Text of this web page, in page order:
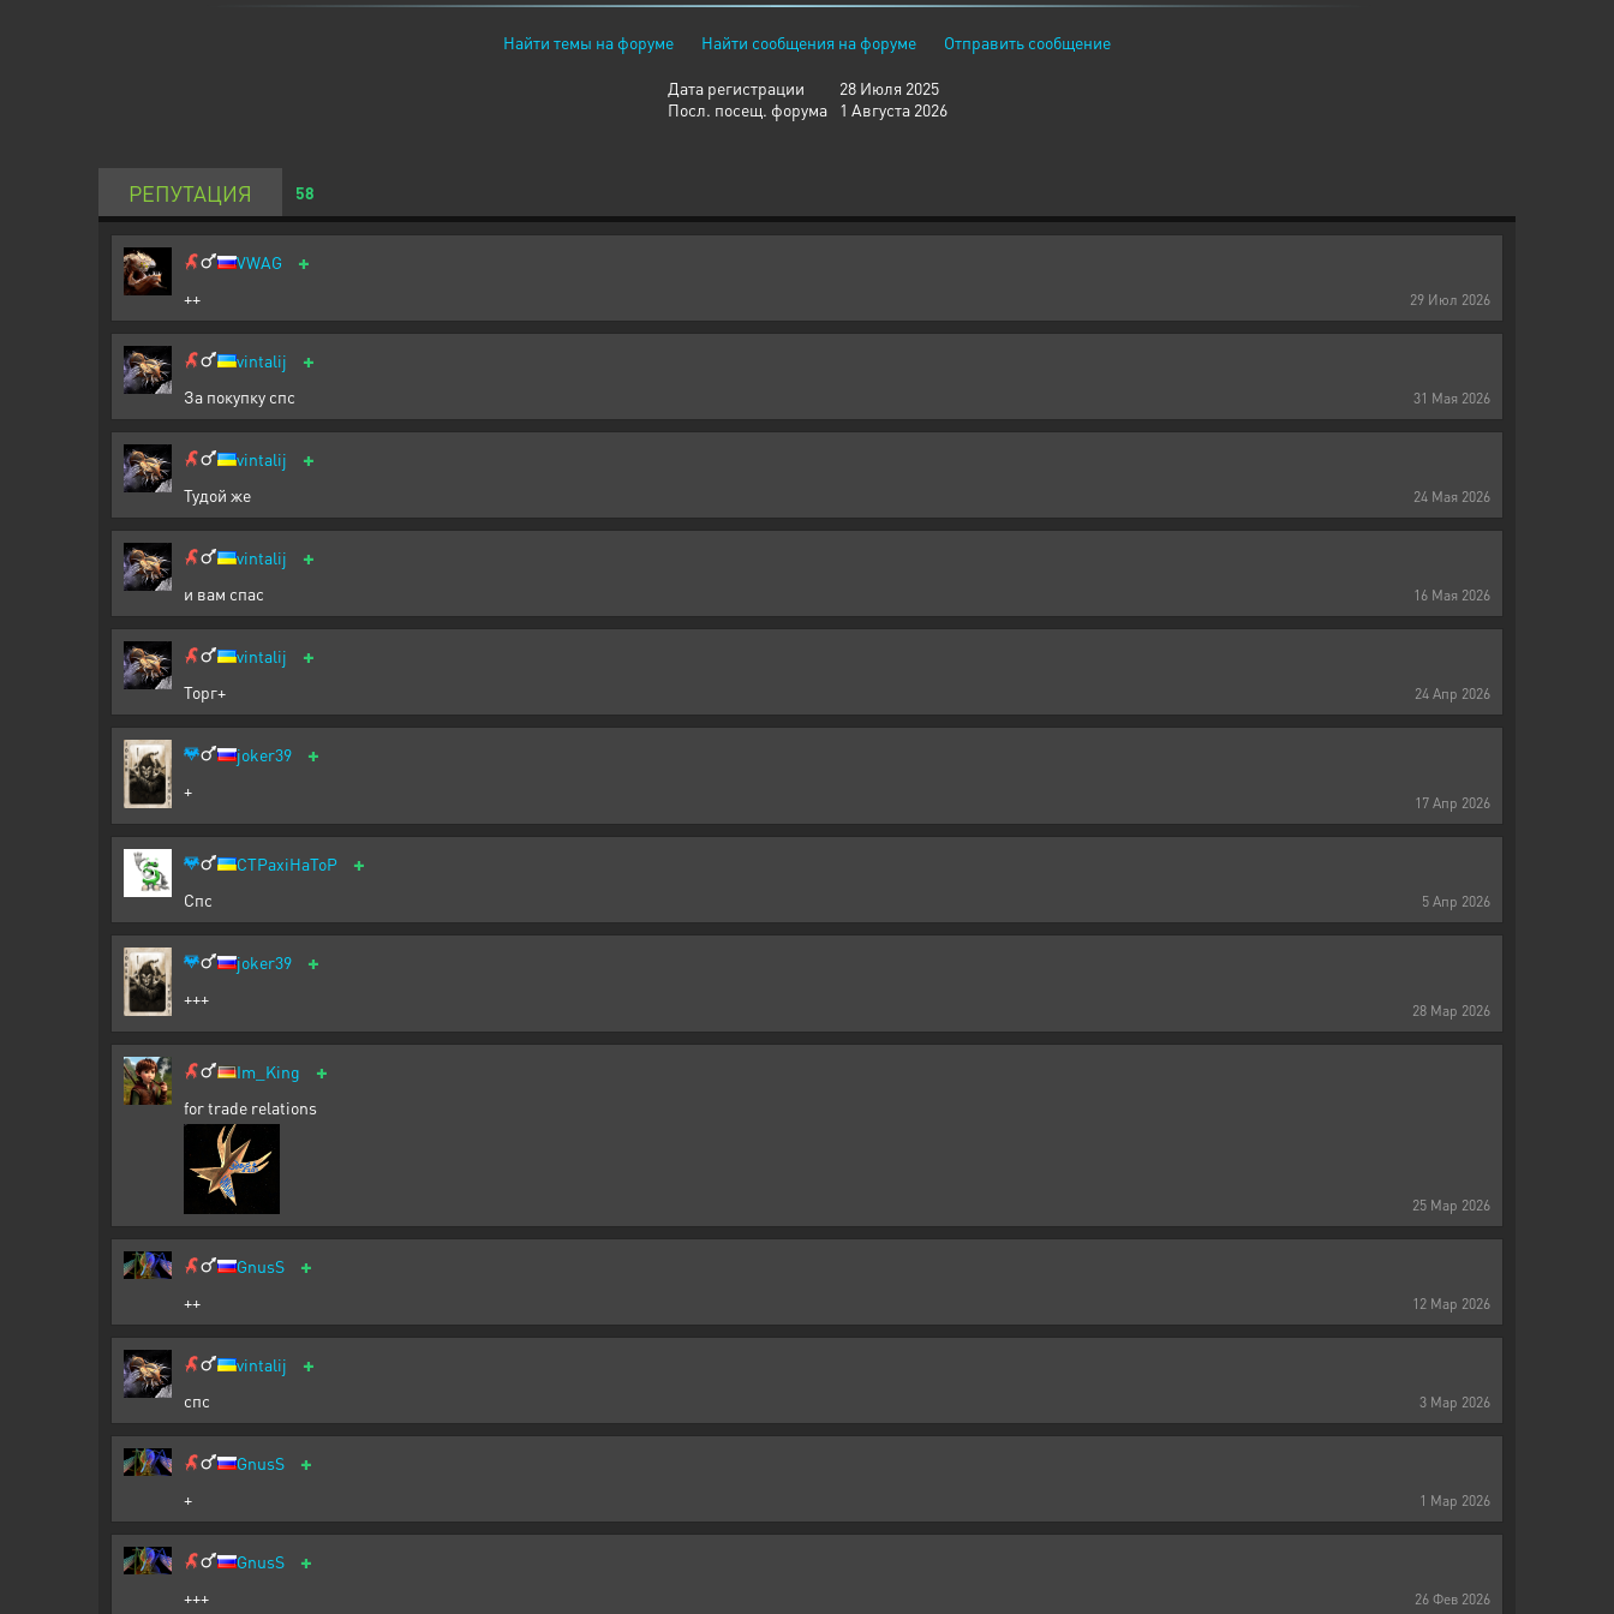
Найти темы на форуме Найти сообщения на форуме Отправить сообщение
Дата регистрации
28 Июля 2025
Посл. посещ. форума
1 Августа 2026
РЕПУТАЦИЯ 58
29 Июл 2026
VWAG +
++
31 Мая 2026
vintalij +
За покупку спс
24 Мая 2026
vintalij +
Тудой же
16 Мая 2026
vintalij +
и вам спас
24 Апр 2026
vintalij +
Торг+
17 Апр 2026
joker39 +
+
5 Апр 2026
CTPaxiHaToP +
Спс
28 Мар 2026
joker39 +
+++
25 Мар 2026
Im_King +
for trade relations
12 Мар 2026
GnusS +
++
3 Мар 2026
vintalij +
спс
1 Мар 2026
GnusS +
+
26 Фев 2026
GnusS +
+++